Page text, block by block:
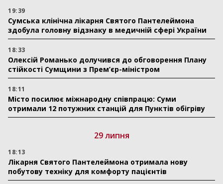
19:39
Сумська клінічна лікарня Святого Пантелеймона
здобула головну відзнаку в медичній сфері України
18:33
Олексій Романько долучився до обговорення Плану
стійкості Сумщини з Прем’єр-міністром
18:11
Місто посилює міжнародну співпрацю: Суми
отримали 12 потужних станцій для Пунктів обігріву
29 липня
18:13
Лікарня Святого Пантелеймона отримала нову
побутову техніку для комфорту пацієнтів